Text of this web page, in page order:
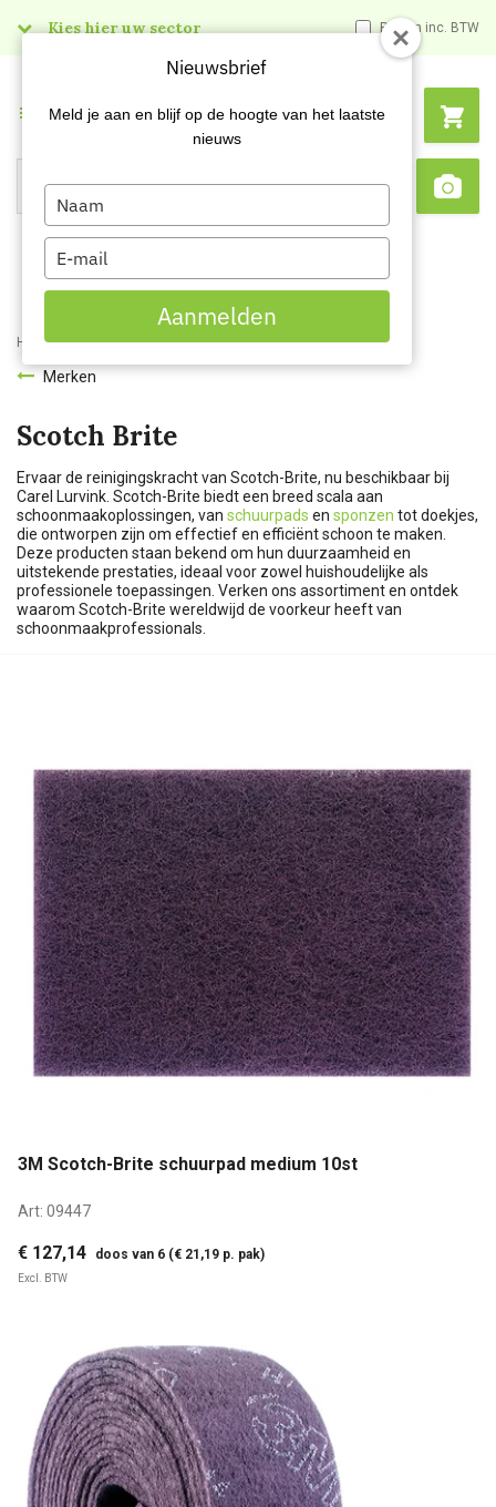
Kies hier uw sector Prijzen inc. BTW
Search
Menu
Home Merken Scotch Brite
Merken
Scotch Brite
Ervaar de reinigingskracht van Scotch-Brite, nu beschikbaar bij
Carel Lurvink. Scotch-Brite biedt een breed scala aan
schoonmaakoplossingen, van schuurpads en sponzen tot doekjes,
die ontworpen zijn om effectief en efficiënt schoon te maken.
Deze producten staan bekend om hun duurzaamheid en
uitstekende prestaties, ideaal voor zowel huishoudelijke als
professionele toepassingen. Verken ons assortiment en ontdek
waarom Scotch-Brite wereldwijd de voorkeur heeft van
schoonmaakprofessionals.
3M Scotch-Brite schuurpad medium 10st
Art: 09447
€ 127,14 doos van 6 (€ 21,19 p. pak)
Excl. BTW
Nieuwsbrief
Meld je aan en blijf op de hoogte van het laatste
nieuws
Type
your
name
Type
your
email
Aanmelden